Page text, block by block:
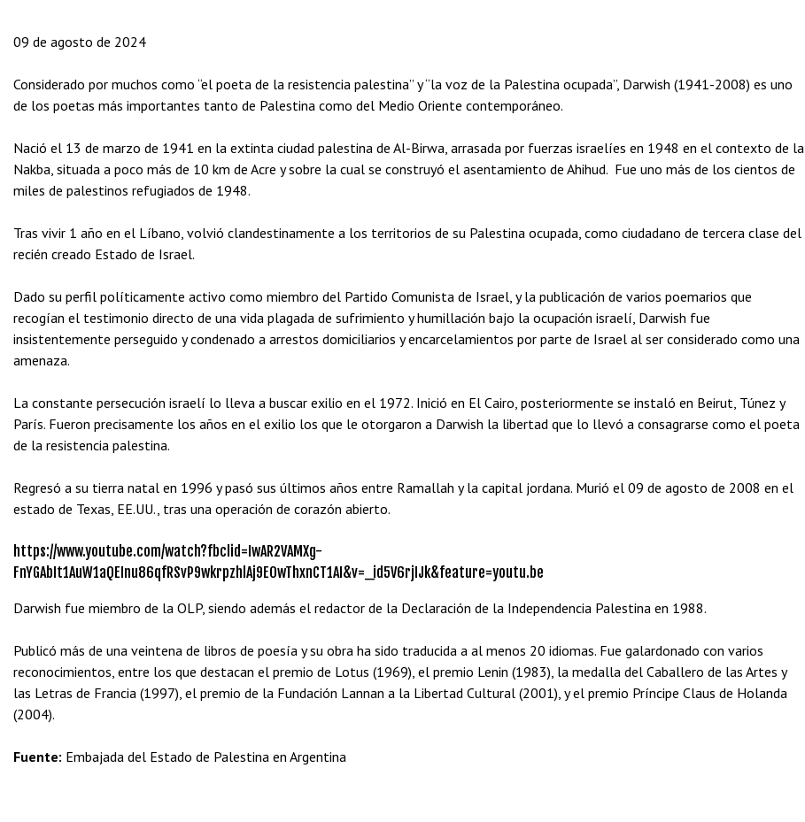
09 de agosto de 2024
Considerado por muchos como “el poeta de la resistencia palestina” y “la voz de la Palestina ocupada”, Darwish (1941-2008) es uno
de los poetas más importantes tanto de Palestina como del Medio Oriente contemporáneo.
Nació el 13 de marzo de 1941 en la extinta ciudad palestina de Al-Birwa, arrasada por fuerzas israelíes en 1948 en el contexto de la
Nakba, situada a poco más de 10 km de Acre y sobre la cual se construyó el asentamiento de Ahihud. Fue uno más de los cientos de
miles de palestinos refugiados de 1948.
Tras vivir 1 año en el Líbano, volvió clandestinamente a los territorios de su Palestina ocupada, como ciudadano de tercera clase del
recién creado Estado de Israel.
Dado su perfil políticamente activo como miembro del Partido Comunista de Israel, y la publicación de varios poemarios que
recogían el testimonio directo de una vida plagada de sufrimiento y humillación bajo la ocupación israelí, Darwish fue
insistentemente perseguido y condenado a arrestos domiciliarios y encarcelamientos por parte de Israel al ser considerado como una
amenaza.
La constante persecución israelí lo lleva a buscar exilio en el 1972. Inició en El Cairo, posteriormente se instaló en Beirut, Túnez y
París. Fueron precisamente los años en el exilio los que le otorgaron a Darwish la libertad que lo llevó a consagrarse como el poeta
de la resistencia palestina.
Regresó a su tierra natal en 1996 y pasó sus últimos años entre Ramallah y la capital jordana. Murió el 09 de agosto de 2008 en el
estado de Texas, EE.UU., tras una operación de corazón abierto.
https://www.youtube.com/watch?fbclid=IwAR2VAMXg-
FnYGAbIt1AuW1aQEInu86qfRSvP9wkrpzhlAj9EOwThxnCT1AI&v=_id5V6rjIJk&feature=youtu.be
Darwish fue miembro de la OLP, siendo además el redactor de la Declaración de la Independencia Palestina en 1988.
Publicó más de una veintena de libros de poesía y su obra ha sido traducida a al menos 20 idiomas. Fue galardonado con varios
reconocimientos, entre los que destacan el premio de Lotus (1969), el premio Lenin (1983), la medalla del Caballero de las Artes y
las Letras de Francia (1997), el premio de la Fundación Lannan a la Libertad Cultural (2001), y el premio Príncipe Claus de Holanda
(2004).
Fuente: Embajada del Estado de Palestina en Argentina